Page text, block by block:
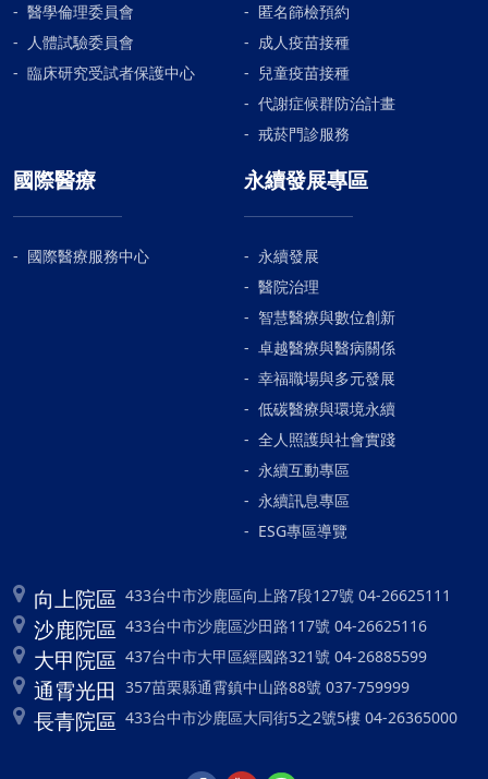
醫學倫理委員會
人體試驗委員會
臨床研究受試者保護中心
匿名篩檢預約
成人疫苗接種
兒童疫苗接種
代謝症候群防治計畫
戒菸門診服務
國際醫療
國際醫療服務中心
永續發展專區
永續發展
醫院治理
智慧醫療與數位創新
卓越醫療與醫病關係
幸福職場與多元發展
低碳醫療與環境永續
全人照護與社會實踐
永續互動專區
永續訊息專區
ESG專區導覽
向上院區 433台中市沙鹿區向上路7段127號 04-26625111
沙鹿院區 433台中市沙鹿區沙田路117號 04-26625116
大甲院區 437台中市大甲區經國路321號 04-26885599
通霄光田 357苗栗縣通霄鎮中山路88號 037-759999
長青院區 433台中市沙鹿區大同街5之2號5樓 04-26365000